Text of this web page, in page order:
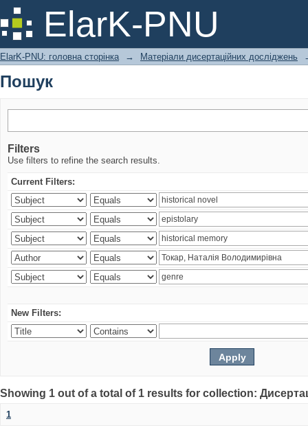
ElarK-PNU
Пошук
ElarK-PNU: головна сторінка → Матеріали дисертаційних досліджень
Пошук
Filters
Use filters to refine the search results.
Current Filters:
New Filters:
Showing 1 out of a total of 1 results for collection:
1